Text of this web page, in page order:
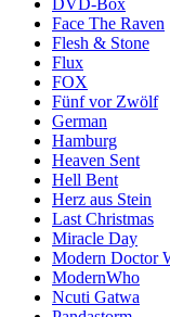
DVD-Box
Face The Raven
Flesh & Stone
Flux
FOX
Fünf vor Zwölf
German
Hamburg
Heaven Sent
Hell Bent
Herz aus Stein
Last Christmas
Miracle Day
Modern Doctor
ModernWho
Ncuti Gatwa